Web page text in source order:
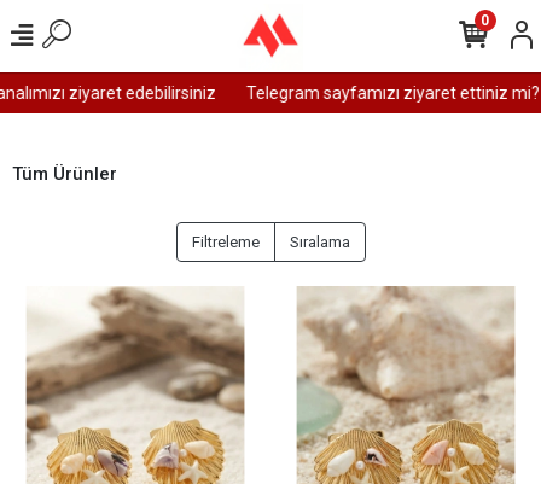
ziyaret edebilirsiniz Telegram sayfamızı ziyaret ettiniz mi?
0
Tüm Ürünler
Filtreleme Sıralama